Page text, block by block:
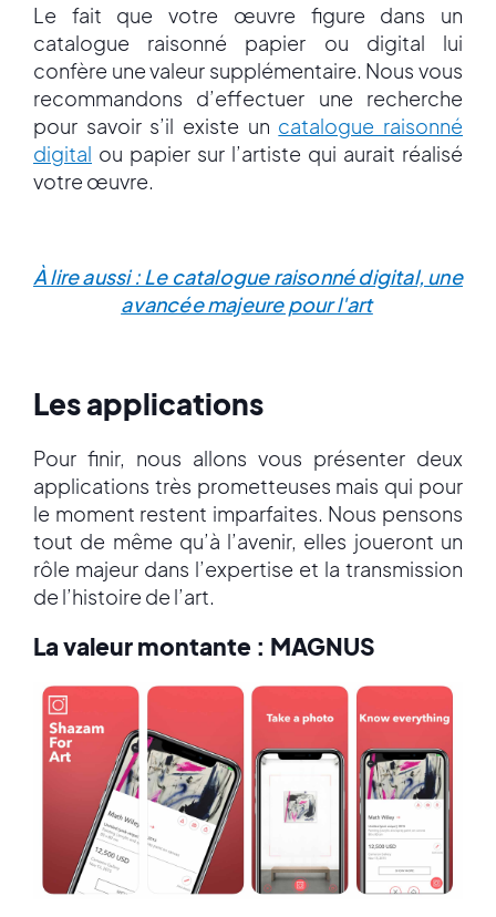
Le fait que votre œuvre figure dans un
catalogue raisonné papier ou digital lui
confère une valeur supplémentaire. Nous vous
recommandons d’effectuer une recherche
pour savoir s’il existe un catalogue raisonné
digital ou papier sur l’artiste qui aurait réalisé
votre œuvre.
À lire aussi : Le catalogue raisonné digital, une
avancée majeure pour l'art
Les applications
Pour finir, nous allons vous présenter deux
applications très prometteuses mais qui pour
le moment restent imparfaites. Nous pensons
tout de même qu’à l’avenir, elles joueront un
rôle majeur dans l’expertise et la transmission
de l’histoire de l’art.
La valeur montante : MAGNUS